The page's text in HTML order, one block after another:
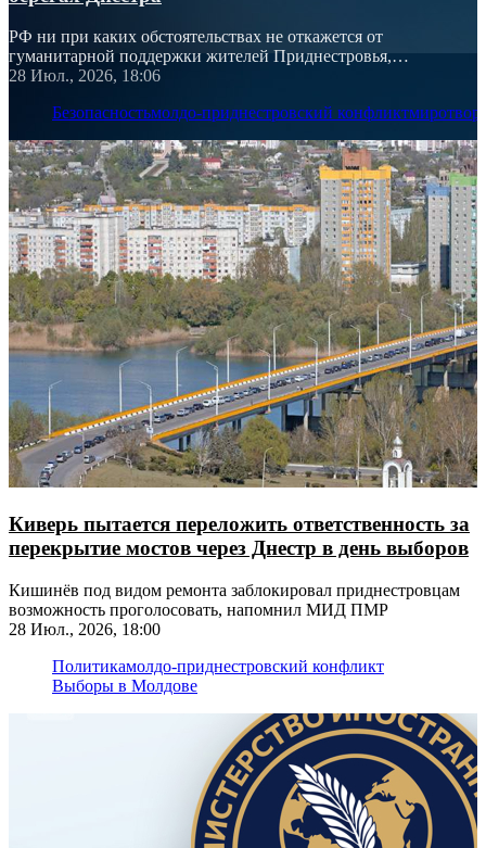
РФ ни при каких обстоятельствах не откажется от
гуманитарной поддержки жителей Приднестровья,
подчеркнул посол России
28 Июл., 2026, 18:06
Безопасностьмолдо-приднестровский конфликт
Киверь пытается переложить ответственность за
перекрытие мостов через Днестр в день выборов
Кишинёв под видом ремонта заблокировал приднестровцам
возможность проголосовать, напомнил МИД ПМР
28 Июл., 2026, 18:00
Политикамолдо-приднестровский конфликт
Выборы в Молдове